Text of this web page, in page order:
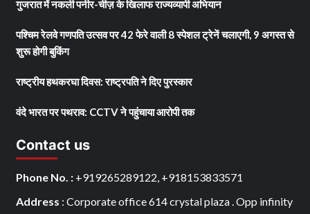
गुजरात में नकली पनीर-चीज़ के खिलाफ राज्यव्यापी अभियान
पश्चिम रेलवे गणपति उत्सव पर 42 फेरे वाली 8 स्पेशल ट्रेनें चलाएगी, 9 अगस्त से
शुरू होगी बुकिंग
राष्ट्रीय हथकरघा दिवस: राष्ट्रपति ने दिए पुरस्कार
वंदे भारत पर पथराव: CCTV ने पहुंचाया आरोपी तक
Contact us
Phone No. : +919265289122, +918153833571
Address : Corporate office 614 crystal plaza . Opp infinity